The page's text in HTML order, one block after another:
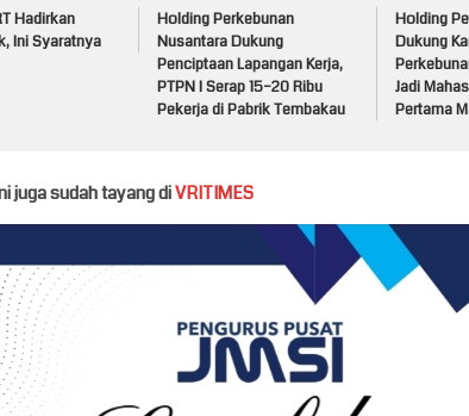
Hadirkan
Ini Syaratnya
Holding Perkebunan
Nusantara Dukung
Penciptaan Lapangan Kerja,
PTPN I Serap 15–20 Ribu
Pekerja di Pabrik Tembakau
Holding
Dukung
Jadi
Pertama
juga sudah tayang diVRITIMES